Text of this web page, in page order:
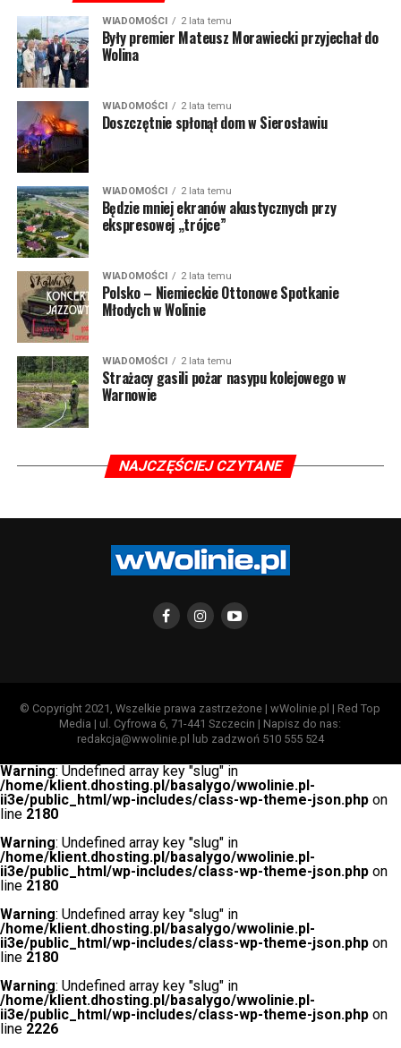
WIADOMOŚCI 2 lata temu
Były premier Mateusz Morawiecki przyjechał do
Wolina
WIADOMOŚCI 2 lata temu
Doszczętnie spłonął dom w Sierosławiu
WIADOMOŚCI 2 lata temu
Będzie mniej ekranów akustycznych przy
ekspresowej „trójce”
WIADOMOŚCI 2 lata temu
Polsko – Niemieckie Ottonowe Spotkanie
Młodych w Wolinie
WIADOMOŚCI 2 lata temu
Strażacy gasili pożar nasypu kolejowego w
Warnowie
NAJCZĘŚCIEJ CZYTANE
© Copyright 2021, Wszelkie prawa zastrzeżone | wWolinie.pl | Red Top
Media | ul. Cyfrowa 6, 71-441 Szczecin | Napisz do nas:
redakcja@wwolinie.pl lub zadzwoń 510 555 524
Warning: Undefined array key "slug" in
/home/klient.dhosting.pl/basalygo/wwolinie.pl-
ii3e/public_html/wp-includes/class-wp-theme-json.php on
line 2180
Warning: Undefined array key "slug" in
/home/klient.dhosting.pl/basalygo/wwolinie.pl-
ii3e/public_html/wp-includes/class-wp-theme-json.php on
line 2180
Warning: Undefined array key "slug" in
/home/klient.dhosting.pl/basalygo/wwolinie.pl-
ii3e/public_html/wp-includes/class-wp-theme-json.php on
line 2180
Warning: Undefined array key "slug" in
/home/klient.dhosting.pl/basalygo/wwolinie.pl-
ii3e/public_html/wp-includes/class-wp-theme-json.php on
line 2226